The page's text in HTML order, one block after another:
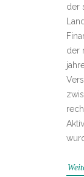
der
der